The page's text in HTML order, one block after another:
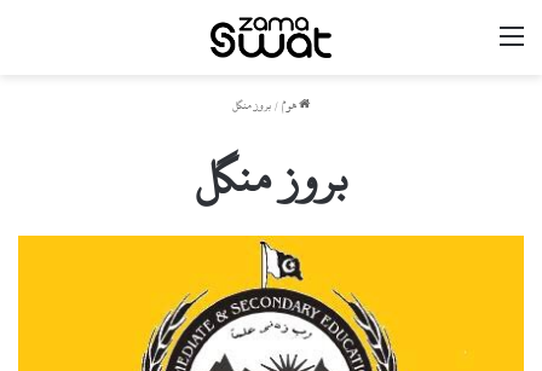
ھوم/بروز منگل
بروز منگل